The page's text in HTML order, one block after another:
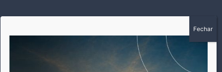
A história do Pioneiro inicia em fevereiro de 2005 em
Canarana - MT, na época, como um jornal impresso semanal,
que chegou a possuir mil assinantes. Durante 15 anos, foram